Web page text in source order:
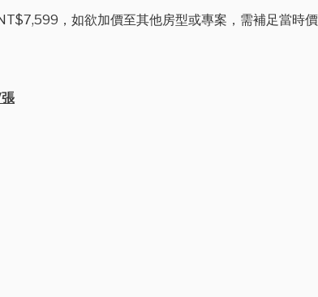
，如欲加價至其他房型或專案，需補足當時價